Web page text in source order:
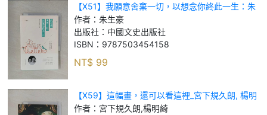
【X51】我願意舍棄一切，以想念你終此一生：朱
生豪情書精選_簡體_朱生豪
作者： 朱生豪
出版社： 中國文史出版社
ISBN： 9787503454158
NT$ 99
【X59】這幅畫，還可以看這裡_宮下規久朗, 楊明
綺
作者： 宮下規久朗,楊明綺